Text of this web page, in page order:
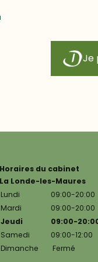
Je
Horaires du cabinet
La Londe-les-Maures
Lundi
09:00-20:00
Mardi
09:00-20:00
Jeudi
09:00-
Samedi
09:00-12:00
Dimanche
Fermé